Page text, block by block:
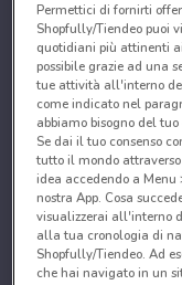
Permettici di fornirti
Shopfully/Tiendeo puoi
quotidiani più attinenti
possibile grazie ad una
tue attività all'interno
come indicato nel
abbiamo bisogno del
Se dai il tuo consenso
tutto il mondo attraverso
idea accedendo a Menu
nostra App. Cosa
visualizzerai all'interno
alla tua cronologia di
Shopfully/Tiendeo. Ad
che hai navigato in un